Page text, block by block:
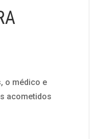
o médico e
acometidos